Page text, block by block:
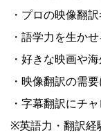
・プロの映像翻
・語学力を生か
・好きな映画や
・映像翻訳の需
・字幕翻訳にチ
※英語力・翻訳経